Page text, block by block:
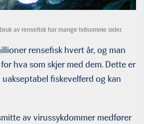
av rensefisk har mange tvilsomme sider.
rensefisk hvert år, og man
hva som skjer med dem. Dette er
fiskevelferd og kan
av virussykdommer medfører